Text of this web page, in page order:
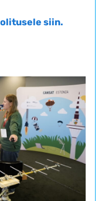
siin.